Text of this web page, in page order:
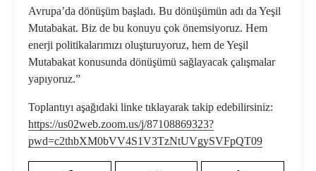
Avrupa’da dönüşüm başladı. Bu dönüşümün adı da Yeşil
Mutabakat. Biz de bu konuyu çok önemsiyoruz. Hem
enerji politikalarımızı oluşturuyoruz, hem de Yeşil
Mutabakat konusunda dönüşümü sağlayacak çalışmalar
yapıyoruz.”
Toplantıyı aşağıdaki linke tıklayarak takip edebilirsiniz:
https://us02web.zoom.us/j/87108869323?
pwd=c2thbXM0bVV4S1V3TzNtUVgySVFpQT09